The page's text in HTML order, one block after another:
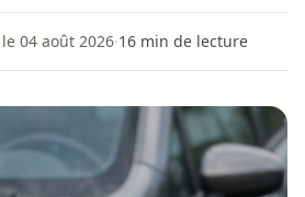
04 août 2026·16 min de lecture